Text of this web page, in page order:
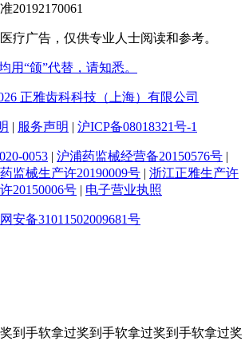
20192170061
疗广告，仅供专业人士阅读和参考。
用“颌”代替，请知悉。
正雅齿科科技（上海）有限公司
| 服务声明 | 沪ICP备08018321号-1
0053 | 沪浦药监械经营备20150576号 |
监械生产许20190009号 | 浙江正雅生产许
20150006号 | 电子营业执照
安备31011502009681号
到手软拿过奖到手软拿过奖到手软拿过奖